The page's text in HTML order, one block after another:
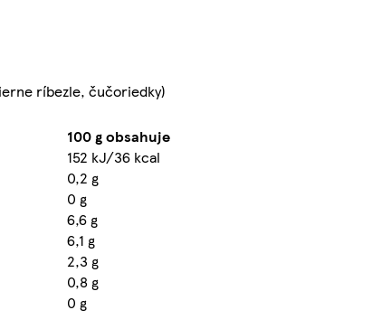
ríbezle, čučoriedky)
100 g obsahuje
152 kJ/36 kcal
0,2 g
0 g
6,6 g
6,1 g
2,3 g
0,8 g
0 g